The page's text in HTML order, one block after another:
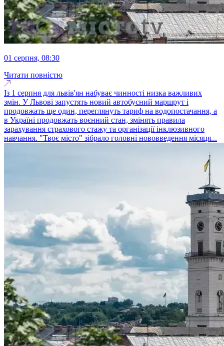
01 серпня, 08:30
Читати повністю
Із 1 серпня для львів'ян набуває чинності низка важливих
змін. У Львові запустять новий автобусний маршрут і
продовжать ще один, переглянуть тариф на водопостачання, а
в Україні продовжать воєнний стан, змінять правила
зарахування страхового стажу та організації інклюзивного
навчання. "Твоє місто" зібрало головні нововведення місяця...